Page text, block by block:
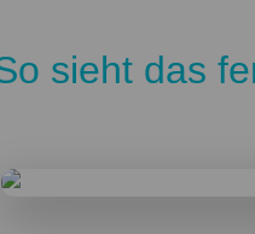
sieht das